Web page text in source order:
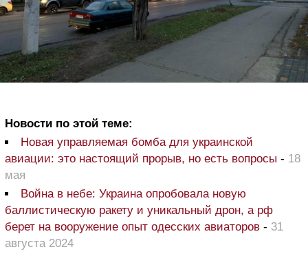
Новости по этой теме:
Новая управляемая бомба для украинской
авиации: это настоящий прорыв, но есть вопросы - 18
мая
Война в небе: Украина опробовала новую
баллистическую ракету и уникальный дрон, а рф
берет на вооружение опыт одесских авиаторов - 31
августа 2024